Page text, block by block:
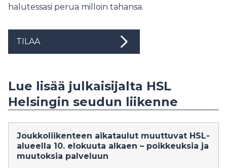
halutessasi perua milloin tahansa.
TILAA
Lue lisää julkaisijalta HSL
Helsingin seudun liikenne
Joukkoliikenteen aikataulut muuttuvat HSL-
alueella 10. elokuuta alkaen – poikkeuksia ja
muutoksia palveluun